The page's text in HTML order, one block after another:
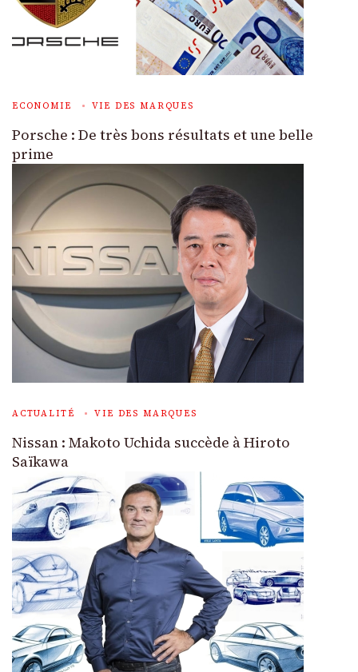
ECONOMIE VIE DES MARQUES
Porsche : De très bons résultats et une belle
prime
ACTUALITÉ VIE DES MARQUES
Nissan : Makoto Uchida succède à Hiroto
Saïkawa